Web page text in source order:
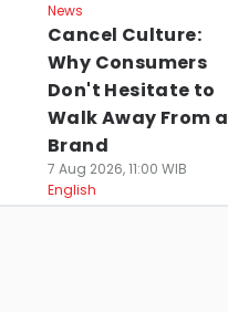
News
Cancel Culture:
Why Consumers
Don't Hesitate to
Walk Away From a
Brand
7 Aug 2026, 11:00 WIB
English